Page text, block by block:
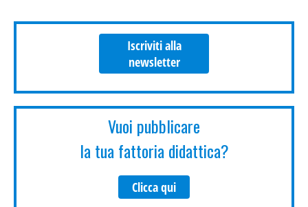
Iscriviti alla
newsletter
Vuoi pubblicare
la tua fattoria didattica?
Clicca qui